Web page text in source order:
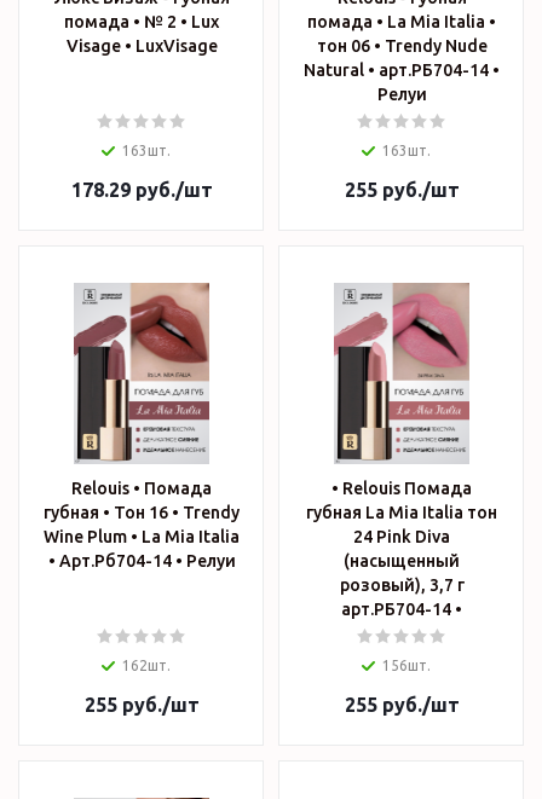
помада • № 2 • Lux
Visage • LuxVisage
163шт.
178.29руб./шт
помада • La Mia Italia •
тон 06 • Trendy Nude
Natural • арт.РБ704-14 •
Релуи
163шт.
255руб./шт
Relouis • Помада
губная • Тон 16 • Trendy
Wine Plum • La Mia Italia
• Арт.Рб704-14 • Релуи
162шт.
255руб./шт
• Relouis Помада
губная La Mia Italia тон
24 Pink Diva
(насыщенный
розовый), 3,7 г
арт.РБ704-14 •
156шт.
255руб./шт